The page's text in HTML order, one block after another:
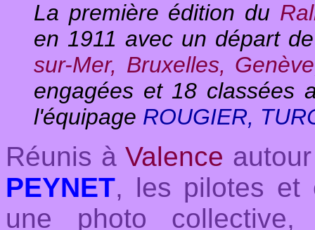
La première édition du
en 1911 avec un départ
sur-Mer, Bruxelles,
engagées et 18 classées
l'équipage ROUGIER,
Réunis àValence
PEYNET, les pilotes et
une photo